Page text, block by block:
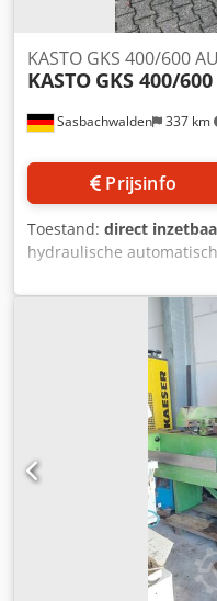
Sasbachwalden 337 km
KASTO GKS 400/600 AU
KASTO GKS 400/
Prijsinfo
Toestand: direct
hydraulische
productie. Het materiaal
hydraulische
eenvoudige
ingesteld via een nonius
aanpassing van het
ingesteld door een teller
wanneer het aantal
geschiedt via een
hoogste
ander snijbereik nodig
en demonstreren u
gegevens: Bandzagen
Technische gegevens:
motorzaag. 1,6/2,5 KW